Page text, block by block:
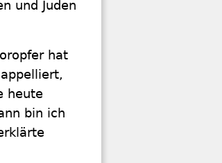
und Juden
hat
heute
bin ich